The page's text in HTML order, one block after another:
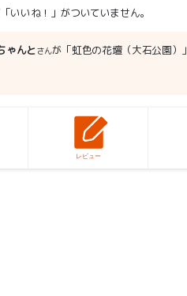
いいね！」がついていません。
ゃんとさんが「虹色の花壇（大石公園）
レビュー